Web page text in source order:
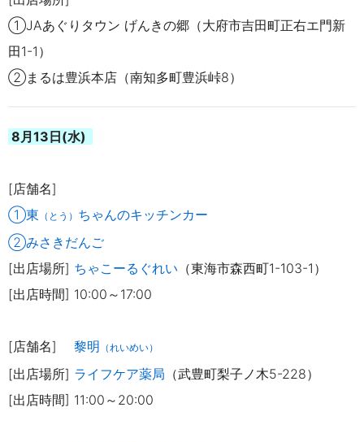
①JAあぐりタウン げんきの郷（大府市吉田町正右エ門新
田1-1）
②まるは豊浜本店（南知多町豊浜峠8）
8月13日(水)
[店舗名]
①東 （とう） ちゃんのキッチンカー
②みさきだんご
[出店場所] ちゃこーるぐれい （東海市森西町1-103-1）
[出店時間] 10:00～17:00
[店舗名] 黎明 （れいめい）
[出店場所] ライフケア薬局 （武豊町梨子ノ木5-228）
[出店時間] 11:00～20:00